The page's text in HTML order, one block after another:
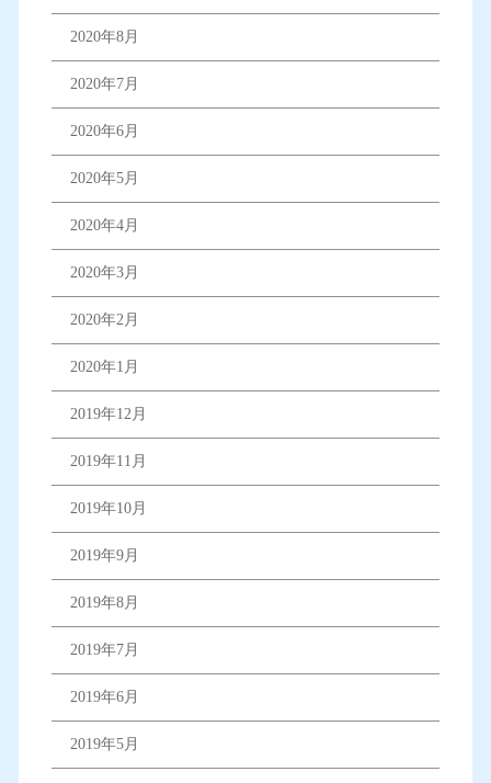
2020年8月
2020年7月
2020年6月
2020年5月
2020年4月
2020年3月
2020年2月
2020年1月
2019年12月
2019年11月
2019年10月
2019年9月
2019年8月
2019年7月
2019年6月
2019年5月